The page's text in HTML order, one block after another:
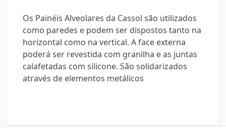
Os Painéis Alveolares da Cassol são utilizados
como paredes e podem ser dispostos tanto na
horizontal como na vertical. A face externa
poderá ser revestida com granilha e as juntas
calafetadas com silicone. São solidarizados
através de elementos metálicos